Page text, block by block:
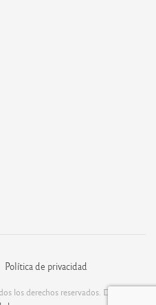
Política de privacidad
los derechos reservados. Desarrolla: